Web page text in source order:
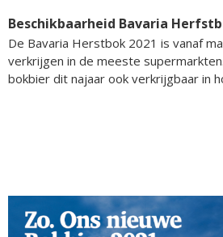
Beschikbaarheid Bavaria
De Bavaria Herstbok 2021 is vanaf
verkrijgen in de meeste
bokbier dit najaar ook verkrijgbaar in